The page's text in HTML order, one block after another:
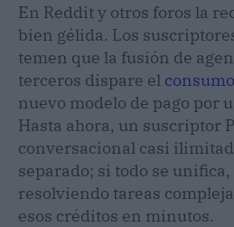
En Reddit y otros foros la
bien gélida. Los
temen que la fusión de
terceros dispare el consumo
nuevo modelo de pago por
Hasta ahora, un suscriptor
conversacional casi
separado; si todo se
resolviendo tareas
esos créditos en minutos.